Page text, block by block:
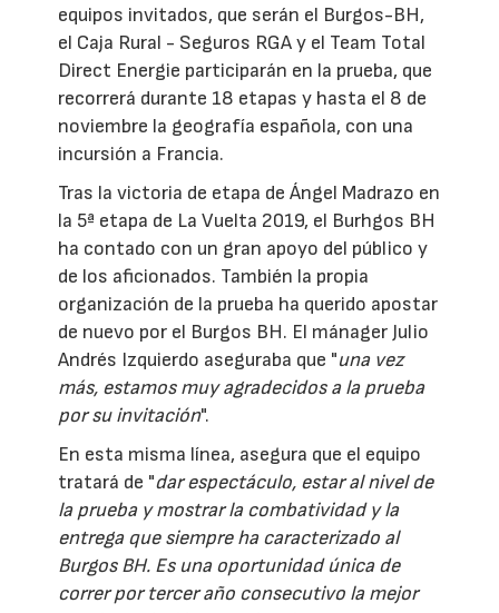
equipos invitados, que serán el Burgos-BH,
el Caja Rural - Seguros RGA y el Team Total
Direct Energie participarán en la prueba, que
recorrerá durante 18 etapas y hasta el 8 de
noviembre la geografía española, con una
incursión a Francia.
Tras la victoria de etapa de Ángel Madrazo en
la 5ª etapa de La Vuelta 2019, el Burhgos BH
ha contado con un gran apoyo del público y
de los aficionados. También la propia
organización de la prueba ha querido apostar
de nuevo por el Burgos BH. El mánager Julio
Andrés Izquierdo aseguraba que "una vez
más, estamos muy agradecidos a la prueba
por su invitación".
En esta misma línea, asegura que el equipo
tratará de "dar espectáculo, estar al nivel de
la prueba y mostrar la combatividad y la
entrega que siempre ha caracterizado al
Burgos BH. Es una oportunidad única de
correr por tercer año consecutivo la mejor